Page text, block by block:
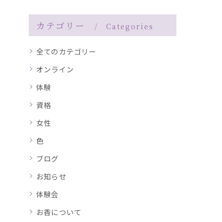
カテゴリー Categories
全てのカテゴリー
オンライン
体験
資格
女性
色
ブログ
お知らせ
体験会
お香について